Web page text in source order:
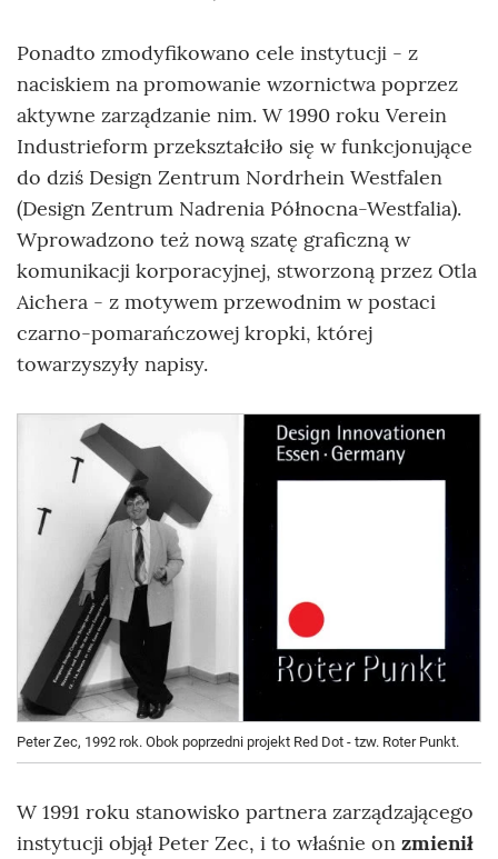
Ponadto zmodyfikowano cele instytucji - z
naciskiem na promowanie wzornictwa poprzez
aktywne zarządzanie nim. W 1990 roku Verein
Industrieform przekształciło się w funkcjonujące
do dziś Design Zentrum Nordrhein Westfalen
(Design Zentrum Nadrenia Północna-Westfalia).
Wprowadzono też nową szatę graficzną w
komunikacji korporacyjnej, stworzoną przez Otla
Aichera - z motywem przewodnim w postaci
czarno-pomarańczowej kropki, której
towarzyszyły napisy.
Peter Zec, 1992 rok. Obok poprzedni projekt Red Dot - tzw. Roter Punkt.
W 1991 roku stanowisko partnera zarządzającego
instytucji objął Peter Zec, i to właśnie on zmienił